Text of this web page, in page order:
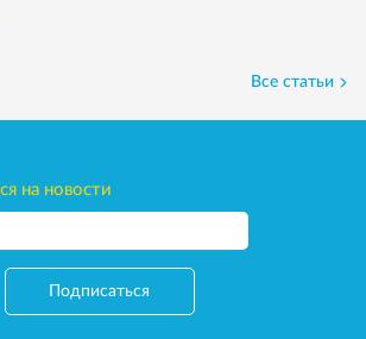
Все статьи
на новости
Подписаться